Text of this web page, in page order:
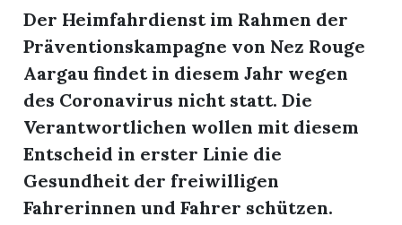
App
Der Heimfahrdienst im Rahmen der
Präventionskampagne von Nez Rouge
Aargau findet in diesem Jahr wegen
des Coronavirus nicht statt. Die
Verantwortlichen wollen mit diesem
Entscheid in erster Linie die
Gesundheit der freiwilligen
Fahrerinnen und Fahrer schützen.